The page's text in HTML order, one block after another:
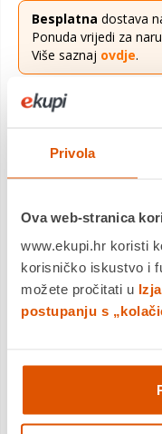
Privola
Ova web-stranica
www.ekupi.hr koristi
korisničko iskustvo i
možete pročitati u
postupanju s
Besplatna dostava
Ponuda vrijedi za
Više saznaj ovdje.
Cijena
TylonTM premaz za
trake bez refleksije za
lakšu upotrebu Anti-šok
Dostavljamo već od
Platite gotovinom pri
jednokratno i na rate
Povrat robe moguć